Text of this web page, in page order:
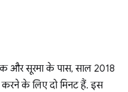
और सूरमा के पास, साल 2018
करने के लिए दो मिनट हैं. इस